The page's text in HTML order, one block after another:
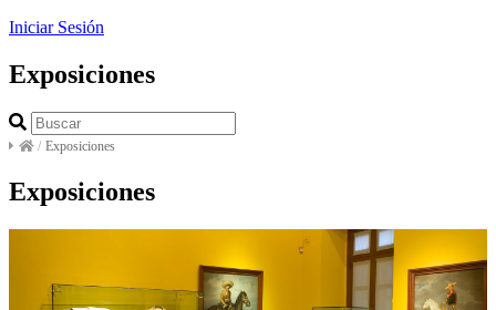
Iniciar Sesión
Exposiciones
/ Exposiciones
Exposiciones